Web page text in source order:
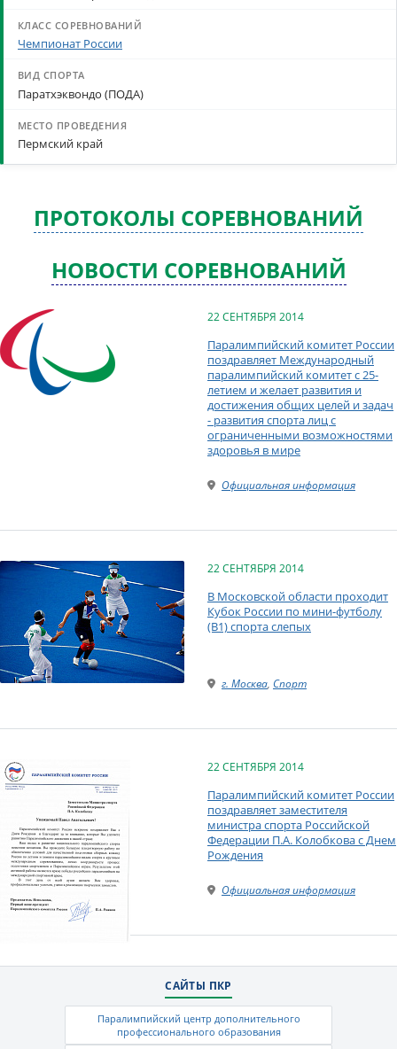
Чемпионат России
Паратхэквондо (ПОДА)
Пермский край
ПРОТОКОЛЫ СОРЕВНОВАНИЙ
НОВОСТИ СОРЕВНОВАНИЙ
22 СЕНТЯБРЯ 2014
Паралимпийский комитет России
поздравляет Международный
паралимпийский комитет с 25-
летием и желает развития и
достижения общих целей и задач
- развития спорта лиц с
ограниченными возможностями
здоровья в мире
Официальная информация
22 СЕНТЯБРЯ 2014
В Московской области проходит
Кубок России по мини-футболу
(B1) спорта слепых
г. Москва, Спорт
22 СЕНТЯБРЯ 2014
Паралимпийский комитет России
поздравляет заместителя
министра спорта Российской
Федерации П.А. Колобкова с Днем
Рождения
Официальная информация
САЙТЫ ПКР
Паралимпийский центр дополнительного
профессионального образования